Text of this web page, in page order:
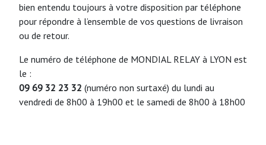
bien entendu toujours à votre disposition par téléphone
pour répondre à l’ensemble de vos questions de livraison
ou de retour.
Le numéro de téléphone de MONDIAL RELAY à LYON est
le :
09 69 32 23 32 (numéro non surtaxé) du lundi au
vendredi de 8h00 à 19h00 et le samedi de 8h00 à 18h00